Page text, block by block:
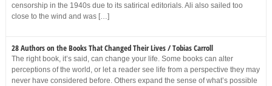
censorship in the 1940s due to its satirical editorials. Ali also sailed too
close to the wind and was […]
28 Authors on the Books That Changed Their Lives / Tobias Carroll
The right book, it’s said, can change your life. Some books can alter
perceptions of the world, or let a reader see life from a perspective they may
never have considered before. Others expand the sense of what’s possible